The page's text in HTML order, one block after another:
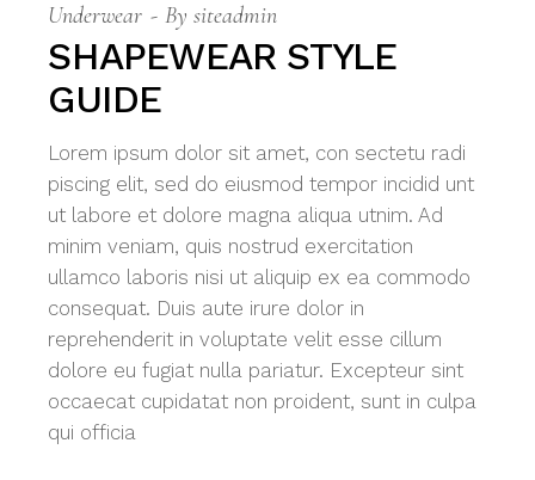
Underwear By siteadmin
SHAPEWEAR STYLE
GUIDE
Lorem ipsum dolor sit amet, con sectetu radi
piscing elit, sed do eiusmod tempor incidid unt
ut labore et dolore magna aliqua utnim. Ad
minim veniam, quis nostrud exercitation
ullamco laboris nisi ut aliquip ex ea commodo
consequat. Duis aute irure dolor in
reprehenderit in voluptate velit esse cillum
dolore eu fugiat nulla pariatur. Excepteur sint
occaecat cupidatat non proident, sunt in culpa
qui officia